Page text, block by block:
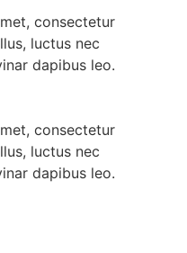
consectetur
luctus nec
dapibus leo.
consectetur
luctus nec
dapibus leo.